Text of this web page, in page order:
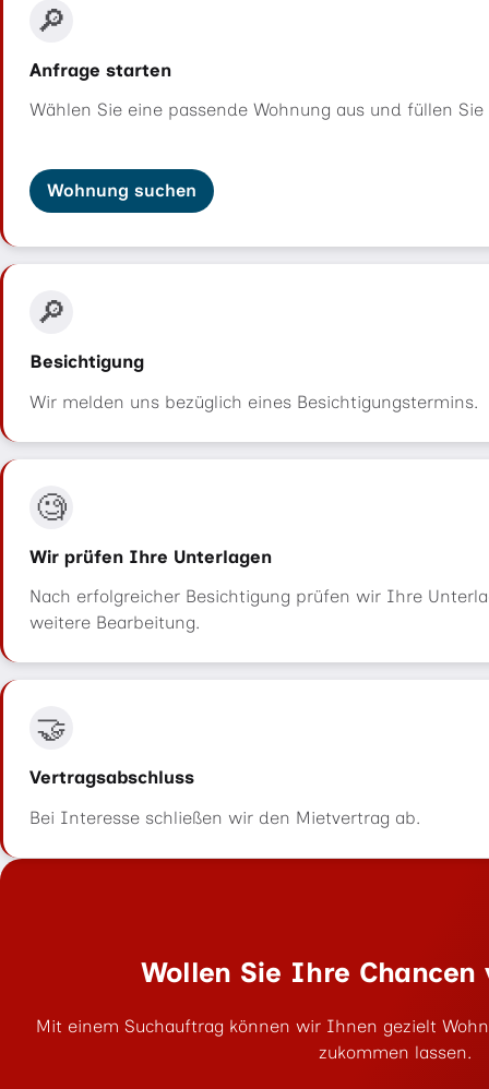
🔎
Anfrage starten
Wählen Sie eine passende Wohnung aus und füllen
Wohnung suchen
🔎
Besichtigung
Wir melden uns bezüglich eines Besichtigungstermins.
🧐
Wir prüfen Ihre Unterlagen
Nach erfolgreicher Besichtigung prüfen wir Ihre
weitere Bearbeitung.
🤝
Vertragsabschluss
Bei Interesse schließen wir den Mietvertrag ab.
Wollen Sie Ihre Chancen
Mit einem Suchauftrag können wir Ihnen gezielt
zukommen lassen.